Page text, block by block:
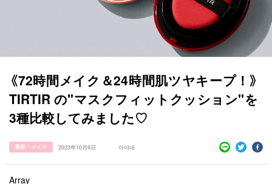
《72時間メイク＆24時間肌ツヤキープ！》
TIRTIR の"マスクフィットクッション"を
3種比較してみました♡
美容・メイク 2023年10月9日 아야네
Array